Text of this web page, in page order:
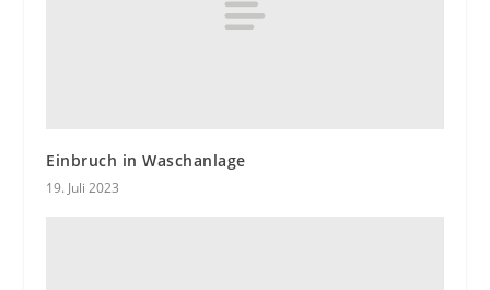
Einbruch in Waschanlage
19. Juli 2023